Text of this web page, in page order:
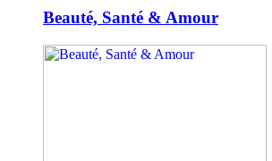
Beauté, Santé & Amour